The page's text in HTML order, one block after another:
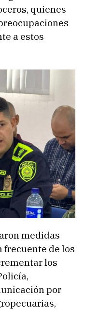
quienes
a estos
medidas
frecuente de los
los
por